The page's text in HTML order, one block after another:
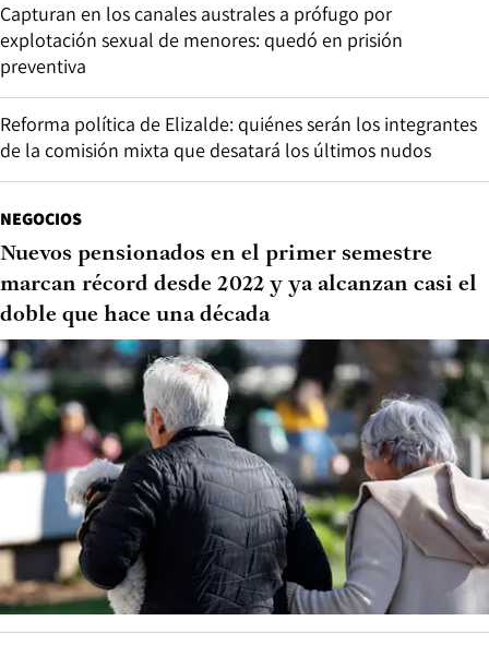
Capturan en los canales australes a prófugo por
explotación sexual de menores: quedó en prisión
preventiva
Reforma política de Elizalde: quiénes serán los integrantes
de la comisión mixta que desatará los últimos nudos
NEGOCIOS
Nuevos pensionados en el primer semestre
marcan récord desde 2022 y ya alcanzan casi el
doble que hace una década